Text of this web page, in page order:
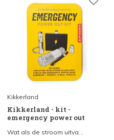
Kikkerland
Kikkerland - kit -
emergency power out
Wat als de stroom uitva...